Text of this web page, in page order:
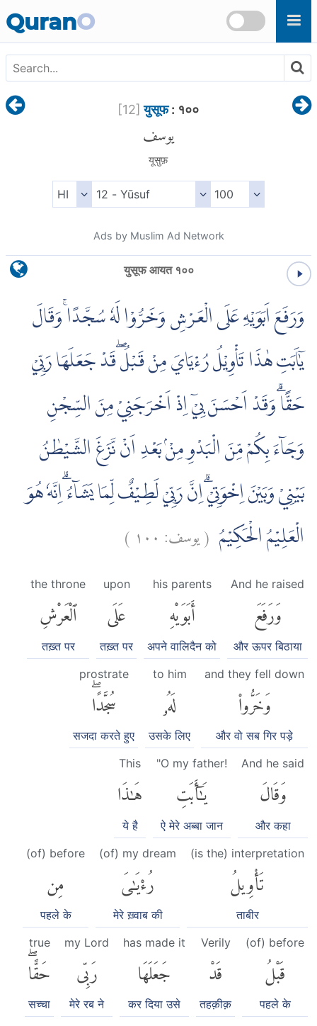
QuranO
[12] युसूफ: १००
يوسف
यूसुफ़
Ads by Muslim Ad Network
युसूफ आयत १००
وَرَفَعَ اَبَوَيْهِ عَلَى الْعَرْشِ وَخَرُّوْا لَهٗ سُجَّدًاۚ وَقَالَ
يٰٓاَبَتِ هٰذَا تَأْوِيْلُ رُءْيَايَ مِنْ قَبْلُ ۖقَدْ جَعَلَهَا رَبِّيْ
حَقًّاۗ وَقَدْ اَحْسَنَ بِيْٓ اِذْ اَخْرَجَنِيْ مِنَ السِّجْنِ
وَجَاۤءَ بِكُمْ مِّنَ الْبَدْوِ مِنْۢ بَعْدِ اَنْ نَّزَغَ الشَّيْطٰنُ
بَيْنِيْ وَبَيْنَ اِخْوَتِيْۗ اِنَّ رَبِّيْ لَطِيْفٌ لِّمَا يَشَاۤءُ ۗاِنَّهٗ هُوَ
الْعَلِيْمُ الْحَكِيْمُ (يوسف: ١٠٠ )
And he raised
وَرَفَعَ
और ऊपर बिठाया
his parents
أَبَوَيْهِ
अपने वालिदैन को
upon
عَلَى
तख़्त पर
the throne
ٱلْعَرْشِ
तख़्त पर
and they fell down
وَخَرُّوا۟
और वो सब गिर पड़े
to him
لَهُۥ
उसके लिए
prostrate
سُجَّدًاۖ
सजदा करते हुए
And he said
وَقَالَ
और कहा
"O my father!
يَٰٓأَبَتِ
ऐ मेरे अब्बा जान
This
هَٰذَا
ये है
(is the) interpretation
تَأْوِيلُ
ताबीर
(of) my dream
رُءْيَٰىَ
मेरे ख़्वाब की
(of) before
مِن
पहले के
(of) before
قَبْلُ
पहले के
Verily
قَدْ
तहक़ीक़
has made it
جَعَلَهَا
कर दिया उसे
my Lord
رَبِّى
मेरे रब ने
true
حَقًّاۖ
सच्चा